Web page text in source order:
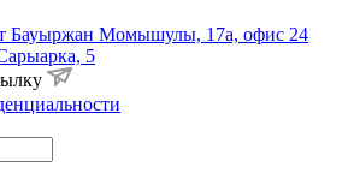
Бауыржан Момышулы, 17а, офис 24
5